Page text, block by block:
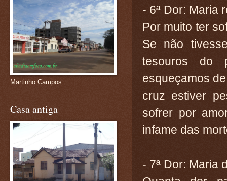
- 6ª Dor: Maria
Por muito ter
Se não
tesouros do
esqueçamos
cruz estiver
sofrer por
infame das
- 7ª Dor: Maria
Martinho Campos
Casa antiga